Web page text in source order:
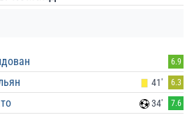
6.9
41' 6.3
34' 7.6